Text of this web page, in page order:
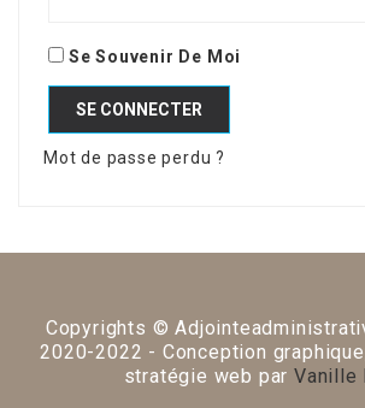
Se Souvenir De Moi
SE CONNECTER
Mot de passe perdu ?
Copyrights ©
2020-2022 - Conception
stratégie web parVanille